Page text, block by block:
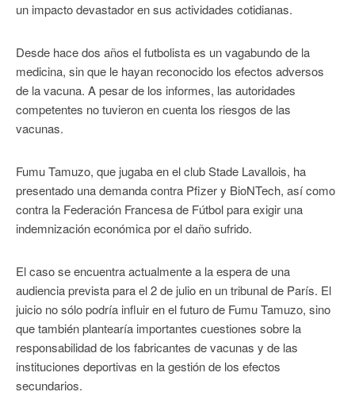
un impacto devastador en sus actividades cotidianas.
Desde hace dos años el futbolista es un vagabundo de la
medicina, sin que le hayan reconocido los efectos adversos
de la vacuna. A pesar de los informes, las autoridades
competentes no tuvieron en cuenta los riesgos de las
vacunas.
Fumu Tamuzo, que jugaba en el club Stade Lavallois, ha
presentado una demanda contra Pfizer y BioNTech, así como
contra la Federación Francesa de Fútbol para exigir una
indemnización económica por el daño sufrido.
El caso se encuentra actualmente a la espera de una
audiencia prevista para el 2 de julio en un tribunal de París. El
juicio no sólo podría influir en el futuro de Fumu Tamuzo, sino
que también plantearía importantes cuestiones sobre la
responsabilidad de los fabricantes de vacunas y de las
instituciones deportivas en la gestión de los efectos
secundarios.